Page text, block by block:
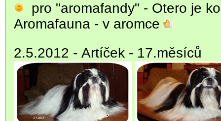
pro "aromafandy" - Otero je
Aromafauna - v aromce
2.5.2012 - Artíček - 17.měsíců